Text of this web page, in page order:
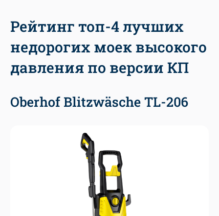
Рейтинг топ-4 лучших
недорогих моек высокого
давления по версии КП
Oberhof Blitzwäsche TL-206